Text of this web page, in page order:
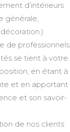
d’intérieurs
générale,
de professionnels
se tient à votre
en étant à
et en apportant
et son savoir-
de nos clients